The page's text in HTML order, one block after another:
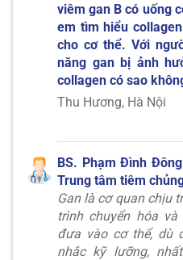
viêm gan B có uống
em tìm hiểu
cho cơ thể. Với
năng gan bị ảnh
collagen có sao
Thu Hương, Hà Nội
BS. Phạm Đình
Trung tâm tiêm
Gan là cơ quan chịu
trình chuyển hóa
đưa vào cơ thể, dù
nhắc kỹ lưỡng,